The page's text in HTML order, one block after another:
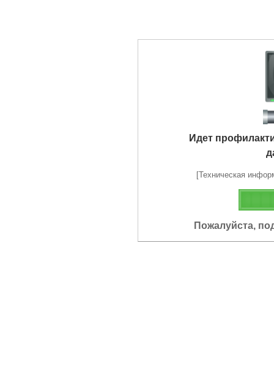
Идет
[Техническая
Пожалуйста,